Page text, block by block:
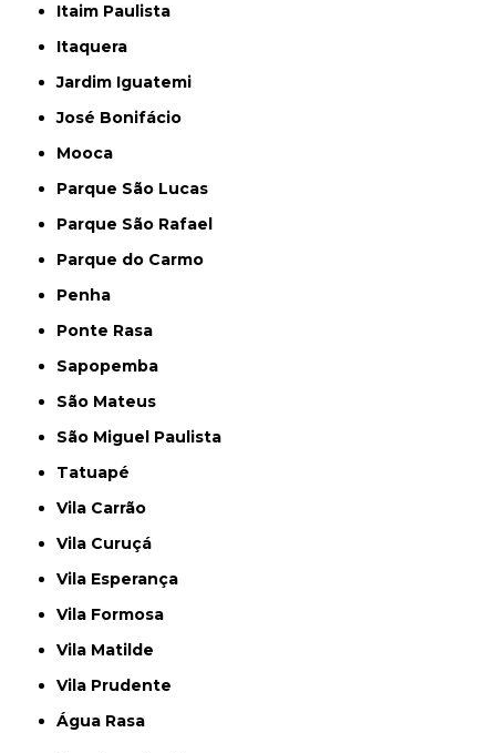
Itaim Paulista
Itaquera
Jardim Iguatemi
José Bonifácio
Mooca
Parque São Lucas
Parque São Rafael
Parque do Carmo
Penha
Ponte Rasa
Sapopemba
São Mateus
São Miguel Paulista
Tatuapé
Vila Carrão
Vila Curuçá
Vila Esperança
Vila Formosa
Vila Matilde
Vila Prudente
Água Rasa